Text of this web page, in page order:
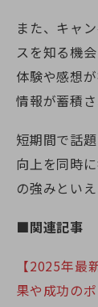
また、キャ
スを知る機
体験や感想
情報が蓄積
短期間で話
向上を同時
の強みとい
■関連記事
【2025年最
果や成功の